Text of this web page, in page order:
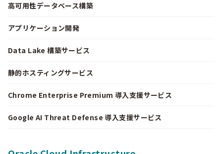
高可用性データベース構築
アプリケーション開発
Data Lake 構築サービス
静的ホスティングサービス
Chrome Enterprise Premium 導入支援サービス
Google AI Threat Defense 導入支援サービス